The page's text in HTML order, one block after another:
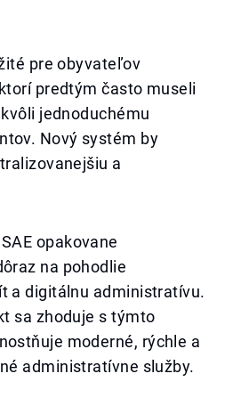
pre obyvateľov
predtým často museli
jednoduchému
Nový systém by
a
opakovane
na pohodlie
a digitálnu administratívu.
sa zhoduje s týmto
moderné, rýchle a
administratívne služby.